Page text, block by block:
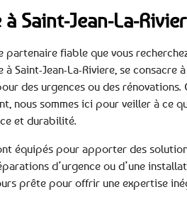
Saint-Jean-La-
partenaire fiable que vous
Saint-Jean-La-Riviere, se consacre
des urgences ou des rénovations.
nous sommes ici pour veiller à ce
et durabilité.
équipés pour apporter des
d’urgence ou d’une
prête pour offrir une expertise